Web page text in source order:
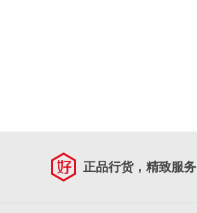
正品行货，精致服务